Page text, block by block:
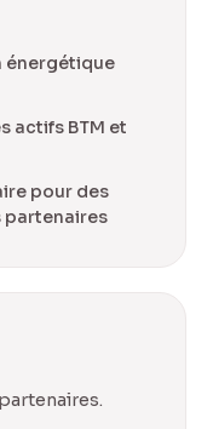
énergétique
actifs BTM et
pour des
partenaires